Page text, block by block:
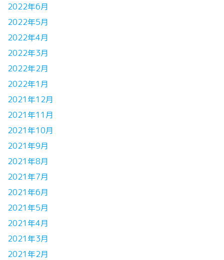
2022年6月
2022年5月
2022年4月
2022年3月
2022年2月
2022年1月
2021年12月
2021年11月
2021年10月
2021年9月
2021年8月
2021年7月
2021年6月
2021年5月
2021年4月
2021年3月
2021年2月